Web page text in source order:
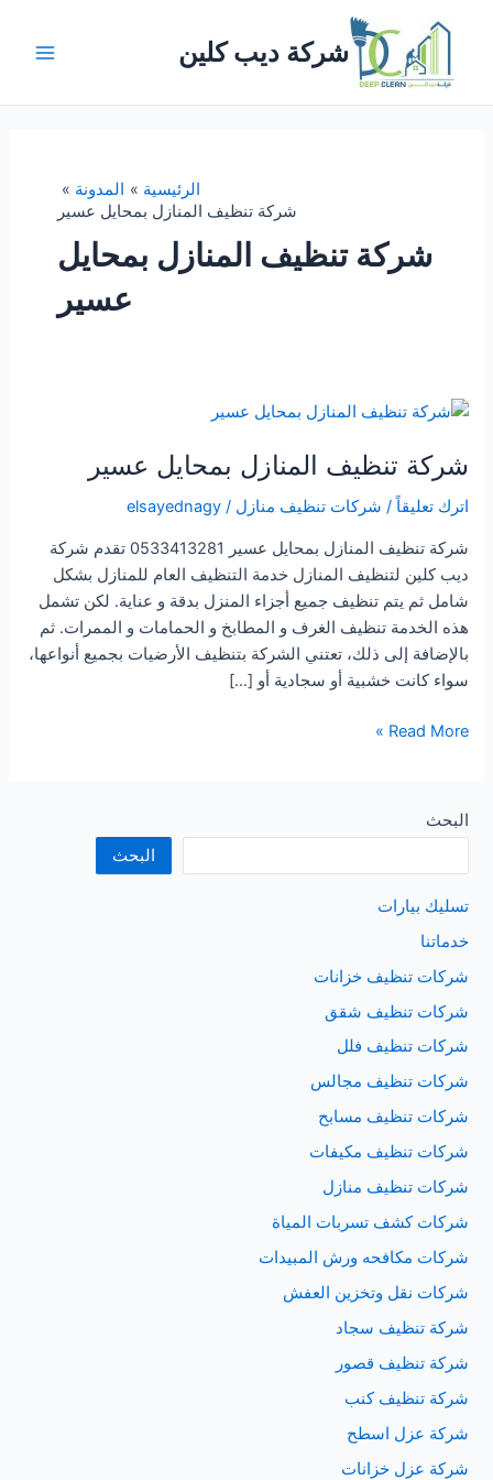
شركة ديب كلين
الرئيسية
المدونة
شركة تنظيف المنازل بمحايل عسير
شركة تنظيف المنازل بمحايل
عسير
شركة تنظيف المنازل بمحايل عسير
اترك تعليقاً / شركات تنظيف منازل /
elsayednagy
شركة تنظيف المنازل بمحايل عسير 0533413281 تقدم شركة
ديب كلين لتنظيف المنازل خدمة التنظيف العام للمنازل بشكل
شامل ثم يتم تنظيف جميع أجزاء المنزل بدقة و عناية. لكن تشمل
هذه الخدمة تنظيف الغرف و المطابخ و الحمامات و الممرات. ثم
بالإضافة إلى ذلك، تعتني الشركة بتنظيف الأرضيات بجميع أنواعها،
سواء كانت خشبية أو سجادية أو […]
شركة
بمحايل
عسير
Read More »
البحث
البحث
تسليك بيارات
خدماتنا
شركات تنظيف خزانات
شركات تنظيف شقق
شركات تنظيف فلل
شركات تنظيف مجالس
شركات تنظيف مسابح
شركات تنظيف مكيفات
شركات تنظيف منازل
شركات كشف تسربات المياة
شركات مكافحه ورش المبيدات
شركات نقل وتخزين العفش
شركة تنظيف سجاد
شركة تنظيف قصور
شركة تنظيف كنب
شركة عزل اسطح
شركة عزل خزانات